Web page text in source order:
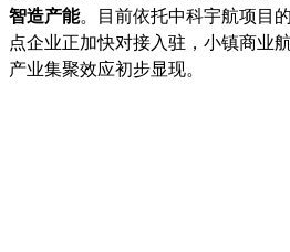
智造产能。目前依托中科宇航项目
点企业正加快对接入驻，小镇商业
产业集聚效应初步显现。